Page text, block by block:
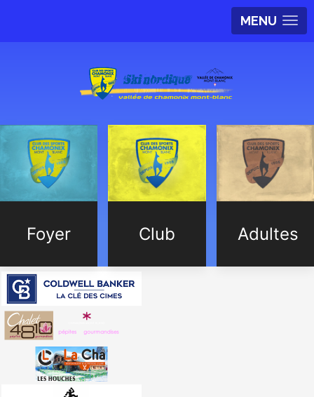
MENU
Foyer Club Adultes